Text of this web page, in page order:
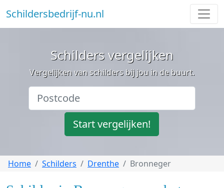
Schildersbedrijf-nu.nl
Schilders vergelijken
Vergelijken van schilders bij jou in de buurt.
Start vergelijken!
Home Schilders Drenthe Bronneger